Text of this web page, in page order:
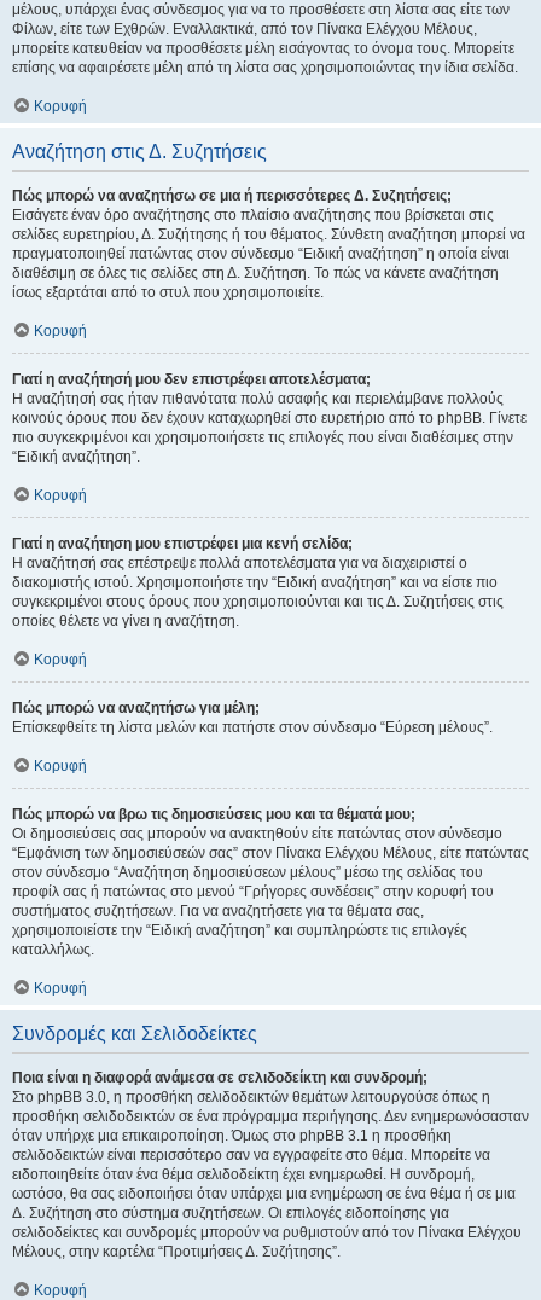
μέλους, υπάρχει ένας σύνδεσμος για να το προσθέσετε στη λίστα σας είτε των
Φίλων, είτε των Εχθρών. Εναλλακτικά, από τον Πίνακα Ελέγχου Μέλους,
μπορείτε κατευθείαν να προσθέσετε μέλη εισάγοντας το όνομα τους. Μπορείτε
επίσης να αφαιρέσετε μέλη από τη λίστα σας χρησιμοποιώντας την ίδια σελίδα.
Κορυφή
Αναζήτηση στις Δ. Συζητήσεις
Πώς μπορώ να αναζητήσω σε μια ή περισσότερες Δ. Συζητήσεις;
Εισάγετε έναν όρο αναζήτησης στο πλαίσιο αναζήτησης που βρίσκεται στις
σελίδες ευρετηρίου, Δ. Συζήτησης ή του θέματος. Σύνθετη αναζήτηση μπορεί να
πραγματοποιηθεί πατώντας στον σύνδεσμο “Ειδική αναζήτηση” η οποία είναι
διαθέσιμη σε όλες τις σελίδες στη Δ. Συζήτηση. Το πώς να κάνετε αναζήτηση
ίσως εξαρτάται από το στυλ που χρησιμοποιείτε.
Κορυφή
Γιατί η αναζήτησή μου δεν επιστρέφει αποτελέσματα;
Η αναζήτησή σας ήταν πιθανότατα πολύ ασαφής και περιελάμβανε πολλούς
κοινούς όρους που δεν έχουν καταχωρηθεί στο ευρετήριο από το phpBB. Γίνετε
πιο συγκεκριμένοι και χρησιμοποιήσετε τις επιλογές που είναι διαθέσιμες στην
“Ειδική αναζήτηση”.
Κορυφή
Γιατί η αναζήτηση μου επιστρέφει μια κενή σελίδα;
Η αναζήτησή σας επέστρεψε πολλά αποτελέσματα για να διαχειριστεί ο
διακομιστής ιστού. Χρησιμοποιήστε την “Ειδική αναζήτηση” και να είστε πιο
συγκεκριμένοι στους όρους που χρησιμοποιούνται και τις Δ. Συζητήσεις στις
οποίες θέλετε να γίνει η αναζήτηση.
Κορυφή
Πώς μπορώ να αναζητήσω για μέλη;
Επίσκεφθείτε τη λίστα μελών και πατήστε στον σύνδεσμο “Εύρεση μέλους”.
Κορυφή
Πώς μπορώ να βρω τις δημοσιεύσεις μου και τα θέματά μου;
Οι δημοσιεύσεις σας μπορούν να ανακτηθούν είτε πατώντας στον σύνδεσμο
“Εμφάνιση των δημοσιεύσεών σας” στον Πίνακα Ελέγχου Μέλους, είτε πατώντας
στον σύνδεσμο “Αναζήτηση δημοσιεύσεων μέλους” μέσω της σελίδας του
προφίλ σας ή πατώντας στο μενού “Γρήγορες συνδέσεις” στην κορυφή του
συστήματος συζητήσεων. Για να αναζητήσετε για τα θέματα σας,
χρησιμοποιείστε την “Ειδική αναζήτηση” και συμπληρώστε τις επιλογές
καταλλήλως.
Κορυφή
Συνδρομές και Σελιδοδείκτες
Ποια είναι η διαφορά ανάμεσα σε σελιδοδείκτη και συνδρομή;
Στο phpBB 3.0, η προσθήκη σελιδοδεικτών θεμάτων λειτουργούσε όπως η
προσθήκη σελιδοδεικτών σε ένα πρόγραμμα περιήγησης. Δεν ενημερωνόσασταν
όταν υπήρχε μια επικαιροποίηση. Όμως στο phpBB 3.1 η προσθήκη
σελιδοδεικτών είναι περισσότερο σαν να εγγραφείτε στο θέμα. Μπορείτε να
ειδοποιηθείτε όταν ένα θέμα σελιδοδείκτη έχει ενημερωθεί. Η συνδρομή,
ωστόσο, θα σας ειδοποιήσει όταν υπάρχει μια ενημέρωση σε ένα θέμα ή σε μια
Δ. Συζήτηση στο σύστημα συζητήσεων. Οι επιλογές ειδοποίησης για
σελιδοδείκτες και συνδρομές μπορούν να ρυθμιστούν από τον Πίνακα Ελέγχου
Μέλους, στην καρτέλα “Προτιμήσεις Δ. Συζήτησης”.
Κορυφή